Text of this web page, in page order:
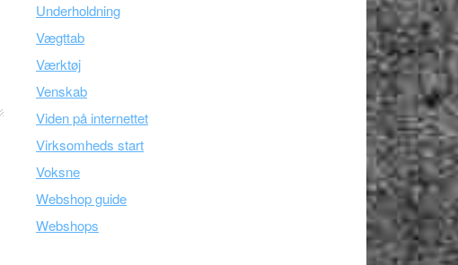
Underholdning
Vægttab
Værktøj
Venskab
Viden på internettet
Virksomheds start
Voksne
Webshop guide
Webshops